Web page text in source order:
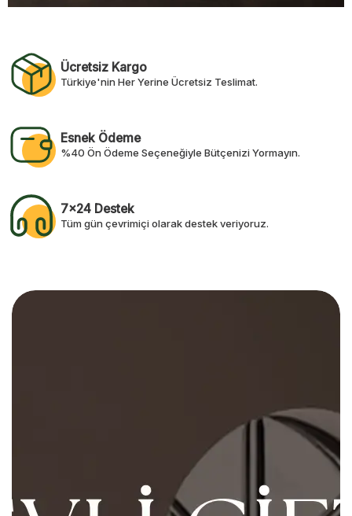
Ücretsiz Kargo
Türkiye'nin Her Yerine Ücretsiz Teslimat.
Esnek Ödeme
%40 Ön Ödeme Seçeneğiyle Bütçenizi Yormayın.
7x24 Destek
Tüm gün çevrimiçi olarak destek veriyoruz.